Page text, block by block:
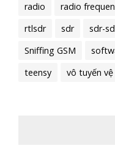
radio
radio
rtlsdr
sdr sdr-
Sniffing GSM
teensy
vô tuyến